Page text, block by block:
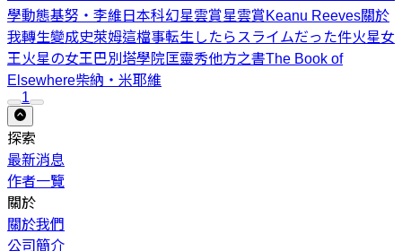
學動態基努‧李維 日本科幻星雲賞星雲賞Keanu Reeves關於
我轉生變成史萊姆這檔事転生したらスライムだった件火星女
王 火星の女王 巴別塔學院匡靈秀他方之書The Book of
Elsewhere柴納‧米耶維
1
探索
最新消息
作者一覽
關於
關於我們
公司簡介